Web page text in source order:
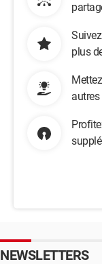
plus
NEWSLETTERS